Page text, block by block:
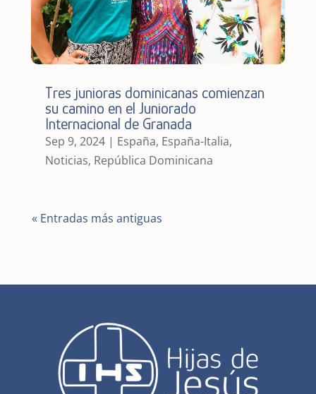
Tres junioras dominicanas comienzan
su camino en el Juniorado
Internacional de Granada
Sep 9, 2024| España, España-Italia,
Noticias, República Dominicana
« Entradas más antiguas